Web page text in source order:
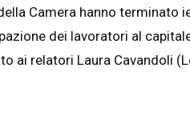
Camera hanno terminato
dei lavoratori al
ai relatori Laura Cavandoli